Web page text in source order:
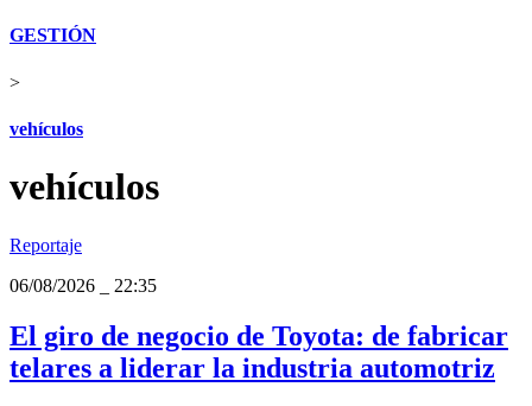
GESTIÓN
>
vehículos
vehículos
Reportaje
06/08/2026
22:35
El giro de negocio de Toyota: de fabricar
telares a liderar la industria automotriz